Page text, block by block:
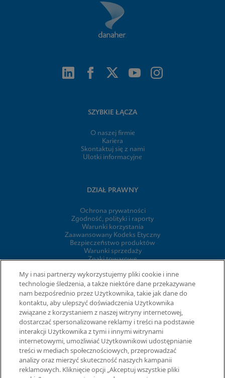
SZYBKIE ŁĄCZA
O naszej firmie
Kariera
Skontaktuj się z nami
Ulotki informacyjne
DZIAŁ PRAWNY
Ochrona prywatności
Zgodność, polityki i raporty
Warunki korzystania
Zaawansowany Kodeks Etyczny
Bezpieczeństwo produktów
Warunki sprzedaży
Znaki towarowe
Cepheid Grant & Donation Program
Ustawienia plików cookie
UMOWY
Umowa o przetwarzaniu danych
Społeczności partnerów
Information Security Terms and Conditions
My i nasi partnerzy wykorzystujemy pliki cookie i inne
technologie śledzenia, a także niektóre dane przekazywane
nam bezpośrednio przez Użytkownika, takie jak dane do
kontaktu, aby ulepszyć doświadczenia Użytkownika
związane z korzystaniem z naszej witryny internetowej,
dostarczać spersonalizowane reklamy i treści na podstawie
interakcji Użytkownika z tymi i innymi witrynami
internetowymi, umożliwiać Użytkownikowi udostępnianie
treści w mediach społecznościowych, przeprowadzać
analizy oraz mierzyć skuteczność naszych kampanii
reklamowych. Kliknięcie opcji „Akceptuj wszystkie pliki